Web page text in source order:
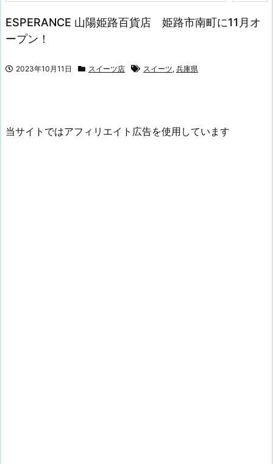
ESPERANCE 山陽姫路百貨店 姫路市南町に11月オ
ープン！
2023年10月11日 スイーツ店 スイーツ, 兵庫県
当サイトではアフィリエイト広告を使用しています